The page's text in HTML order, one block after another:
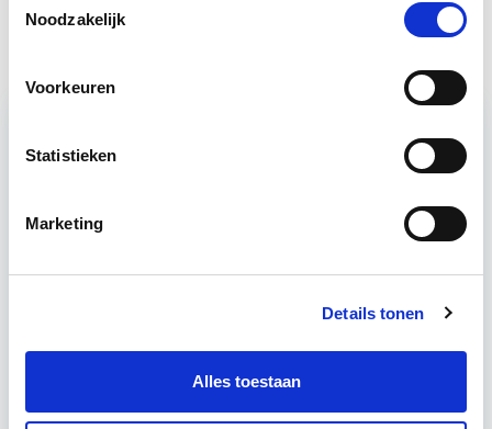
Noodzakelijk
Voorkeuren
Statistieken
Marketing
Details tonen
Alles toestaan
Start wo 9 sep
Circulair bouwen is de toekomst. Letterlijk, want in
bouweconomie volledig circulair is. Dit betekent
dat… Lees verder